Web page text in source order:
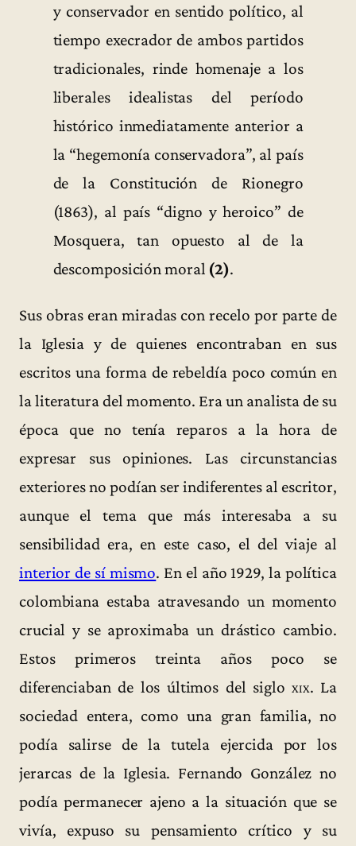
y conservador en sentido político, al
tiempo execrador de ambos partidos
tradicionales, rinde homenaje a los
liberales idealistas del período
histórico inmediatamente anterior a
la “hegemonía conservadora”, al país
de la Constitución de Rionegro
(1863), al país “digno y heroico” de
Mosquera, tan opuesto al de la
descomposición moral (2).
Sus obras eran miradas con recelo por parte de
la Iglesia y de quienes encontraban en sus
escritos una forma de rebeldía poco común en
la literatura del momento. Era un analista de su
época que no tenía reparos a la hora de
expresar sus opiniones. Las circunstancias
exteriores no podían ser indiferentes al escritor,
aunque el tema que más interesaba a su
sensibilidad era, en este caso, el del viaje al
interior de sí mismo. En el año 1929, la política
colombiana estaba atravesando un momento
crucial y se aproximaba un drástico cambio.
Estos primeros treinta años poco se
diferenciaban de los últimos del sigloxix. La
sociedad entera, como una gran familia, no
podía salirse de la tutela ejercida por los
jerarcas de la Iglesia. Fernando González no
podía permanecer ajeno a la situación que se
vivía, expuso su pensamiento crítico y su